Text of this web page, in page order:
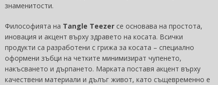
знаменитости.
Философията на Tangle Teezer се основава на простота,
иновация и акцент върху здравето на косата. Всички
продукти са разработени с грижа за косата – специално
оформени зъбци на четките минимизират чупенето,
накъсването и дърпането. Марката поставя акцент върху
качествени материали и дълъг живот, като същевременно е